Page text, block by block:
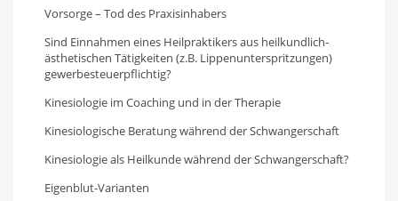
Vorsorge – Tod des Praxisinhabers
Sind Einnahmen eines Heilpraktikers aus heilkundlich-
ästhetischen Tätigkeiten (z.B. Lippenunterspritzungen)
gewerbesteuerpflichtig?
Kinesiologie im Coaching und in der Therapie
Kinesiologische Beratung während der Schwangerschaft
Kinesiologie als Heilkunde während der Schwangerschaft?
Eigenblut-Varianten